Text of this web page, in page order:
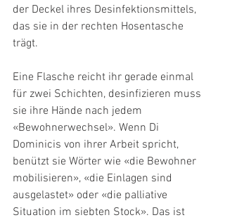
der Deckel ihres Desinfektionsmittels,
das sie in der rechten Hosentasche
trägt.
Eine Flasche reicht ihr gerade einmal
für zwei Schichten, desinfizieren muss
sie ihre Hände nach jedem
«Bewohnerwechsel». Wenn Di
Dominicis von ihrer Arbeit spricht,
benützt sie Wörter wie «die Bewohner
mobilisieren», «die Einlagen sind
ausgelastet» oder «die palliative
Situation im siebten Stock». Das ist